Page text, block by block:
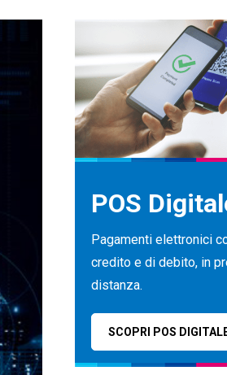
POS
Pagamenti elettronici
credito e di debito, in
distanza.
SCOPRI POS